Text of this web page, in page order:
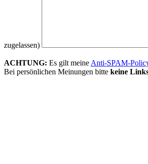
zugelassen)
ACHTUNG: Es gilt meine Anti-SPAM-
Bei persönlichen Meinungen bitte keine